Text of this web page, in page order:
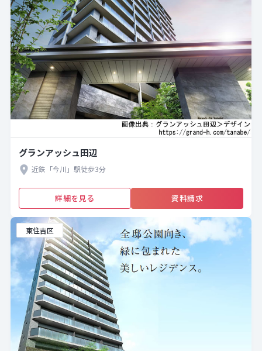
グランアッシュ田辺
近鉄「今川」駅徒歩3分
詳細を見る 資料請求
東住吉区